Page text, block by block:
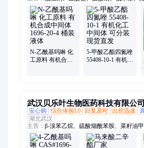
酸锶、溴氨酸、香茅醇、肌氨酸、锂电池、
酸镁、碳酸镍、防冻剂、磷酸铝、叔丁醇、
除剂、庚二酸、除磷剂、十八烯、蛋白酶
N-乙酰基吗啉 化
工原料 有机合成
5-甲酸乙酯四氮唑
55408-10-1 有机化
武汉贝乐叶生物医药科技有限公司
安心购
综合体验L0 回复及时 出价迅速
湖北武汉
主营： β-溴苯乙烷、硫酸烟酰苯胺、菜籽油
唑、N-油酰基肌氨酸、环己基苯、乙基纤维
酐、5二硝基水杨酸、辛酸镁、辛酸钾、有机